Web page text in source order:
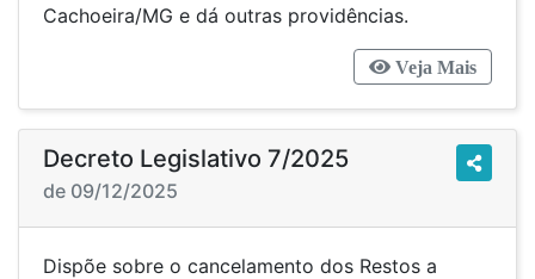
Cachoeira/MG e dá outras providências.
Veja Mais
Decreto Legislativo 7/2025
de 09/12/2025
Dispõe sobre o cancelamento dos Restos a